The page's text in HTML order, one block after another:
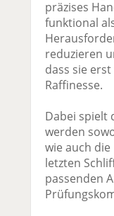
präzises
funktional
reduzieren
dass sie
Raffinesse.
Dabei spielt
werden
wie auch
letzten
passenden